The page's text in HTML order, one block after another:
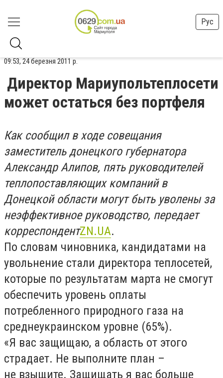
Рус
09:53, 24 березня 2011 р.
Директор Мариупольтеплосети
может остаться без портфеля
Как сообщил в ходе совещания
заместитель донецкого губернатора
Александр Алипов, пять руководителей
теплопоставляющих компаний в
Донецкой области могут быть уволены за
неэффективное руководство, передает
корреспондентZN.UA.
По словам чиновника, кандидатами на
увольнение стали директора теплосетей,
которые по результатам марта не смогут
обеспечить уровень оплаты
потребленного природного газа на
среднеукраинском уровне (65%).
«Я вас защищаю, а область от этого
страдает. Не выполните план –
не взыщите. Защищать я вас больше